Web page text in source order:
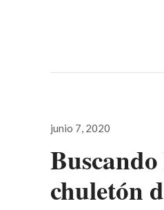
Publicado
junio 7, 2020
chuletón